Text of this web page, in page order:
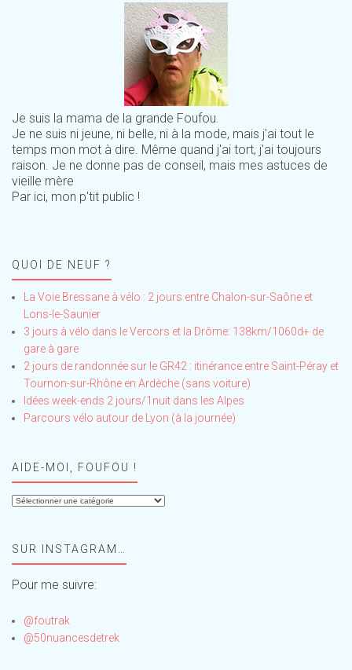
Je suis la mama de la grande Foufou.
Je ne suis ni jeune, ni belle, ni à la mode, mais j'ai tout le
temps mon mot à dire. Même quand j'ai tort, j'ai toujours
raison. Je ne donne pas de conseil, mais mes astuces de
vieille mère
Par ici, mon p'tit public !
QUOI DE NEUF ?
La Voie Bressane à vélo : 2 jours entre Chalon-sur-Saône et
Lons-le-Saunier
3 jours à vélo dans le Vercors et la Drôme: 138km/1060d+ de
gare à gare
2 jours de randonnée sur le GR42 : itinérance entre Saint-Péray et
Tournon-sur-Rhône en Ardèche (sans voiture)
Idées week-ends 2 jours/1nuit dans les Alpes
Parcours vélo autour de Lyon (à la journée)
AIDE-MOI, FOUFOU !
Aide-
!SUR INSTAGRAM…
Pour me suivre:
@foutrak
@50nuancesdetrek